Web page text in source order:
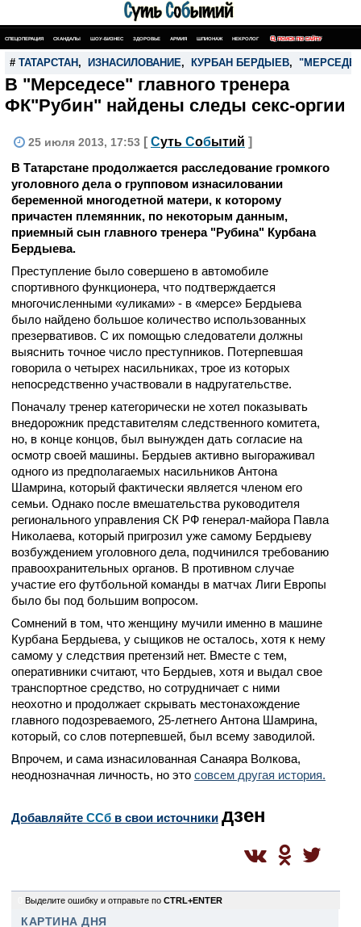
СПЕЦОПЕРАЦИЯ СКАНДАЛЫ ШОУ-БИЗНЕС ЗДОРОВЬЕ АРМИЯ ШПИОНАЖ НЕКРОЛОГ ПОИСК ПО САЙТУ
# ТАТАРСТАН , ИЗНАСИЛОВАНИЕ, КУРБАН БЕРДЫЕВ,
В "Мерседесе" главного тренера
ФК"Рубин" найдены следы секс-оргии
25 июля 2013, 17:53 [ Суть Событий ]
В Татарстане продолжается расследование громкого
уголовного дела о групповом изнасиловании
беременной многодетной матери, к которому
причастен племянник, по некоторым данным,
приемный сын главного тренера "Рубина" Курбана
Бердыева.
Преступление было совершено в автомобиле
спортивного функционера, что подтверждается
многочисленными «уликами» - в «мерсе» Бердыева
было найдено большое количество использованных
презервативов. С их помощью следователи должны
выяснить точное число преступников. Потерпевшая
говорила о четырех насильниках, трое из которых
непосредственно участвовали в надругательстве.
Поначалу тренер категорически не хотел показывать
внедорожник представителям следственного комитета,
но, в конце концов, был вынужден дать согласие на
осмотр своей машины. Бердыев активно выгораживал
одного из предполагаемых насильников Антона
Шамрина, который фактически является членом его
семьи. Однако после вмешательства руководителя
регионального управления СК РФ генерал-майора Павла
Николаева, который пригрозил уже самому Бердыеву
возбуждением уголовного дела, подчинился требованию
правоохранительных органов. В противном случае
участие его футбольной команды в матчах Лиги Европы
было бы под большим вопросом.
Сомнений в том, что женщину мучили именно в машине
Курбана Бердыева, у сыщиков не осталось, хотя к нему
самому у следствия претензий нет. Вместе с тем,
оперативники считают, что Бердыев, хотя и выдал свое
транспортное средство, но сотрудничает с ними
неохотно и продолжает скрывать местонахождение
главного подозреваемого, 25-летнего Антона Шамрина,
который, со слов потерпевшей, был всему заводилой.
Впрочем, и сама изнасилованная Санаяра Волкова,
неоднозначная личность, но это совсем другая история.
Добавляйте CСб в свои источники дзен
Выделите ошибку и отправьте по CTRL+ENTER
КАРТИНА ДНЯ